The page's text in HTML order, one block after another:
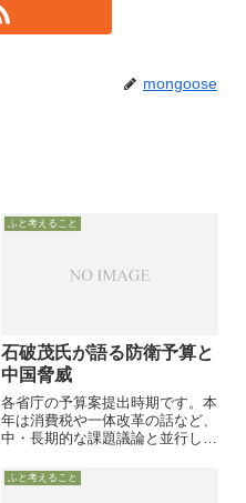
mongoose
ふと考えること
石破茂氏が語る防衛予算と
中国脅威
各省庁の予算案提出時期です。本
年は消費税や一体改革の話など、
中・長期的な課題議論と並行して
算案の中身が議論されるか疑問で
すので、ご意見番のご意見を
ふと考えること